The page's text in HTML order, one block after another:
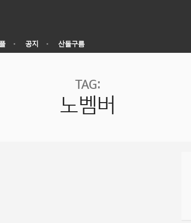
공지 산돌구름
TAG:
노벰버